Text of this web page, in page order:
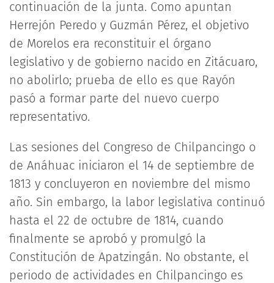
continuación de la junta. Como apuntan
Herrejón Peredo y Guzmán Pérez, el objetivo
de Morelos era reconstituir el órgano
legislativo y de gobierno nacido en Zitácuaro,
no abolirlo; prueba de ello es que Rayón
pasó a formar parte del nuevo cuerpo
representativo.
Las sesiones del Congreso de Chilpancingo o
de Anáhuac iniciaron el 14 de septiembre de
1813 y concluyeron en noviembre del mismo
año. Sin embargo, la labor legislativa continuó
hasta el 22 de octubre de 1814, cuando
finalmente se aprobó y promulgó la
Constitución de Apatzingán. No obstante, el
periodo de actividades en Chilpancingo es